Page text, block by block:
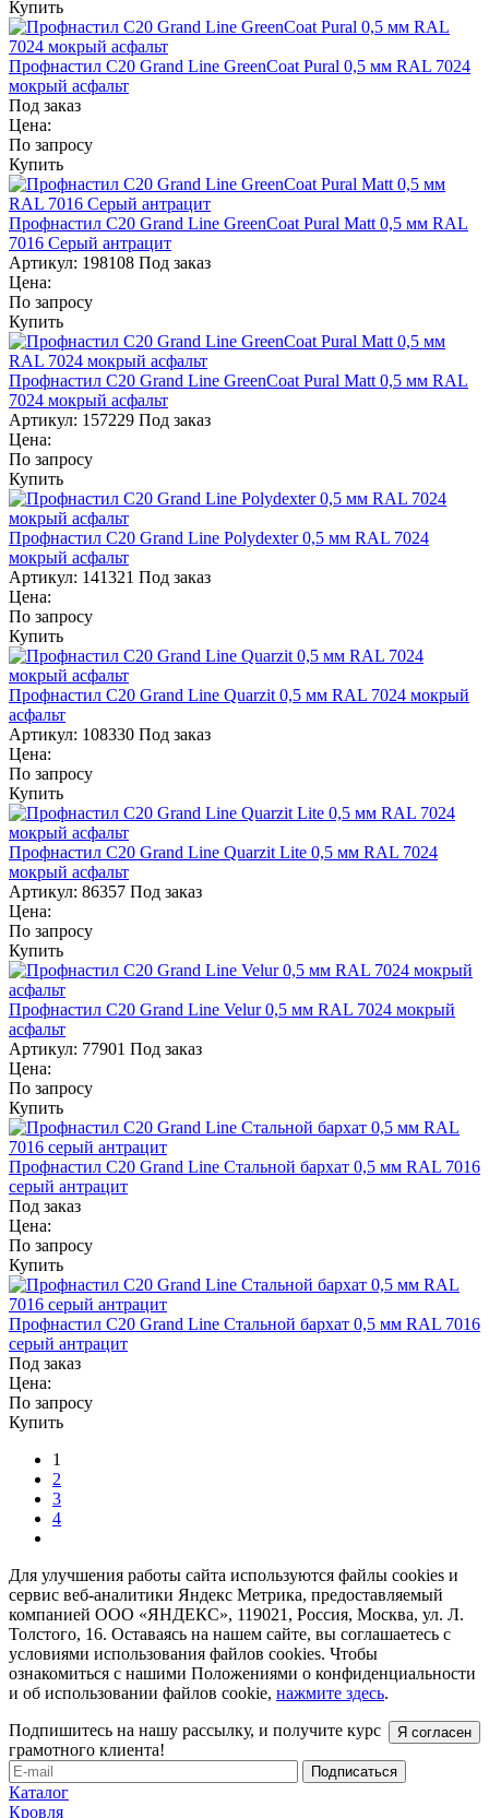
Купить
Профнастил С20 Grand Line GreenCoat Pural 0,5 мм RAL 7024
мокрый асфальт
Под заказ
Цена:
По запросу
Купить
Профнастил С20 Grand Line GreenCoat Pural Matt 0,5 мм RAL
7016 Серый антрацит
Артикул: 198108 Под заказ
Цена:
По запросу
Купить
Профнастил С20 Grand Line GreenCoat Pural Matt 0,5 мм RAL
7024 мокрый асфальт
Артикул: 157229 Под заказ
Цена:
По запросу
Купить
Профнастил С20 Grand Line Polydexter 0,5 мм RAL 7024
мокрый асфальт
Артикул: 141321 Под заказ
Цена:
По запросу
Купить
Профнастил С20 Grand Line Quarzit 0,5 мм RAL 7024 мокрый
асфальт
Артикул: 108330 Под заказ
Цена:
По запросу
Купить
Профнастил С20 Grand Line Quarzit Lite 0,5 мм RAL 7024
мокрый асфальт
Артикул: 86357 Под заказ
Цена:
По запросу
Купить
Профнастил С20 Grand Line Velur 0,5 мм RAL 7024 мокрый
асфальт
Артикул: 77901 Под заказ
Цена:
По запросу
Купить
Профнастил С20 Grand Line Стальной бархат 0,5 мм RAL 7016
серый антрацит
Под заказ
Цена:
По запросу
Купить
Профнастил С20 Grand Line Стальной бархат 0,5 мм RAL 7016
серый антрацит
Под заказ
Цена:
По запросу
Купить
1
2
3
4
Для улучшения работы сайта используются файлы cookies и
сервис веб-аналитики Яндекс Метрика, предоставляемый
компанией ООО «ЯНДЕКС», 119021, Россия, Москва, ул. Л.
Толстого, 16. Оставаясь на нашем сайте, вы соглашаетесь с
условиями использования файлов cookies. Чтобы
ознакомиться с нашими Положениями о конфиденциальности
и об использовании файлов cookie, нажмите здесь.
Я согласен
Подпишитесь на нашу рассылку, и получите курс
грамотного клиента!
Каталог
Кровля